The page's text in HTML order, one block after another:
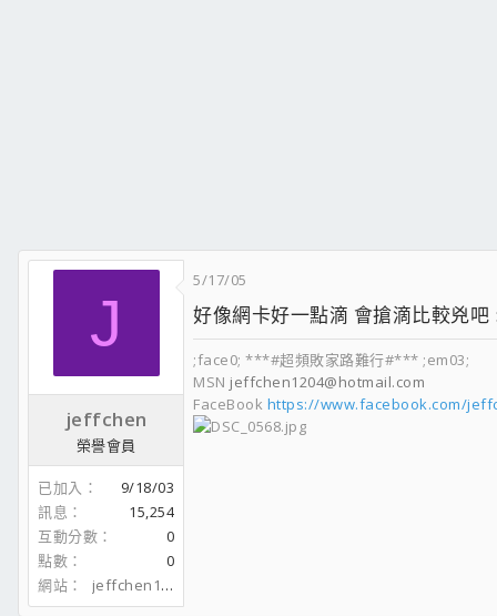
J
jeffchen
榮譽會員
已加入
9/18/03
訊息
15,254
互動分數
0
點數
0
網站
jeffchen1204.spaces.live.com
5/17/05
好像網卡好一點滴 會搶滴比較兇
;face0; ***#超頻敗家路難行#*** ;em03;
MSN jeffchen1204@hotmail.com
FaceBook https://www.facebook.com/